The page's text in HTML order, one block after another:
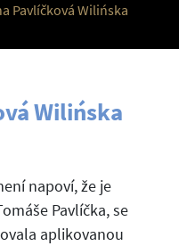
Pavlíčková Wilińska
Wilińska
napoví, že je
Pavlíčka, se
aplikovanou